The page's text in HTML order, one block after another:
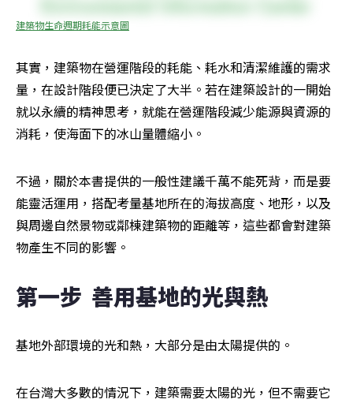
建築物生命週期耗能示意圖
其實，建築物在營運階段的耗能、耗水和清潔維護的需求
量，在設計階段便已決定了大半。若在建築設計的一開始
就以永續的精神思考，就能在營運階段減少能源與資源的
消耗，使海面下的冰山量體縮小。
不過，關於本書提供的一般性建議千萬不能死背，而是要
能靈活運用，搭配考量基地所在的海拔高度、地形，以及
與周邊自然景物或鄰棟建築物的距離等，這些都會對建築
物產生不同的影響。
第一步  善用基地的光與熱
基地外部環境的光和熱，大部分是由太陽提供的。
在台灣大多數的情況下，建築需要太陽的光，但不需要它